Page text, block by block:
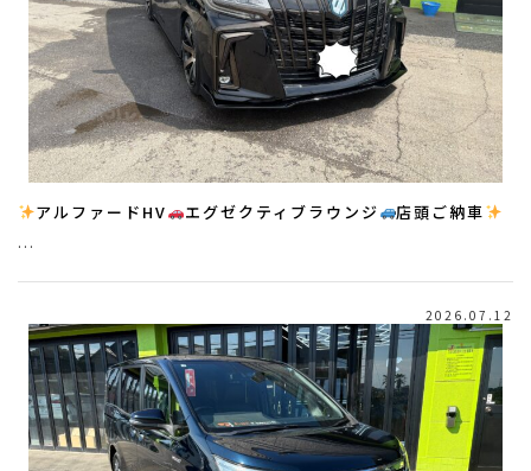
アルファードHV エグゼクティブラウンジ
店頭ご納車
…
2026.07.12